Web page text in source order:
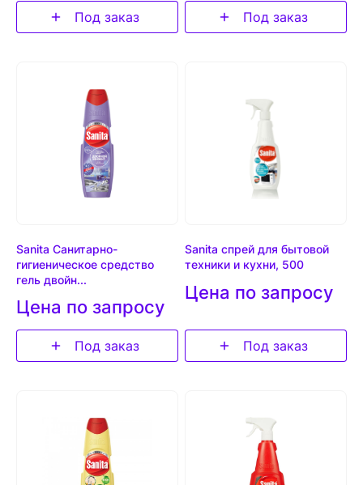
Под заказ Под заказ
Sanita Санитарно-
гигиеническое средство
гель двойн...
Цена по запросу
Под заказ
Sanita спрей для бытовой
техники и кухни, 500
Цена по запросу
Под заказ